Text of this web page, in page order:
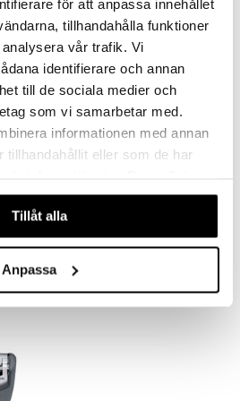
för att anpassa innehållet
tillhandahålla funktioner
vår trafik. Vi
identifierare och annan
till de sociala medier och
som vi samarbetar med.
informationen med annan
tillhandahållit eller som de har
användande av vår webbplats.
Tillåt alla
Anpassa
Fiksu ranskalaisten leikkuri Zylissiltä kahdella eri terällä.
30,99 €